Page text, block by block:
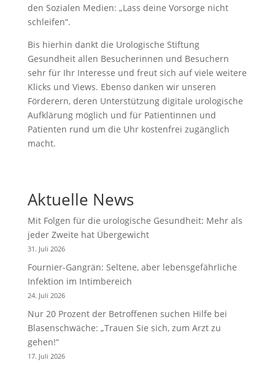
den Sozialen Medien: „Lass deine Vorsorge nicht
schleifen“.
Bis hierhin dankt die Urologische Stiftung
Gesundheit allen Besucherinnen und Besuchern
sehr für Ihr Interesse und freut sich auf viele weitere
Klicks und Views. Ebenso danken wir unseren
Förderern, deren Unterstützung digitale urologische
Aufklärung möglich und für Patientinnen und
Patienten rund um die Uhr kostenfrei zugänglich
macht.
Aktuelle News
Mit Folgen für die urologische Gesundheit: Mehr als
jeder Zweite hat Übergewicht
31. Juli 2026
Fournier-Gangrän: Seltene, aber lebensgefährliche
Infektion im Intimbereich
24. Juli 2026
Nur 20 Prozent der Betroffenen suchen Hilfe bei
Blasenschwäche: „Trauen Sie sich, zum Arzt zu
gehen!“
17. Juli 2026